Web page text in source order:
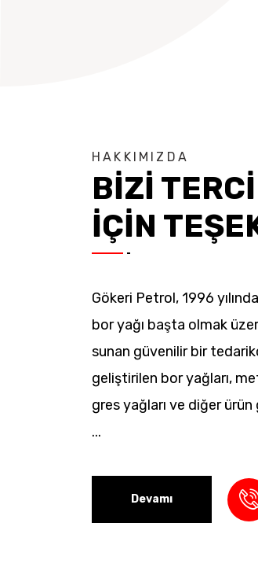
HAKKIMIZDA
BİZİ
İÇİN
Gökeri Petrol, 1996
bor yağı başta olmak
sunan güvenilir bir
geliştirilen bor yağları,
gres yağları ve diğer
...
Devamı